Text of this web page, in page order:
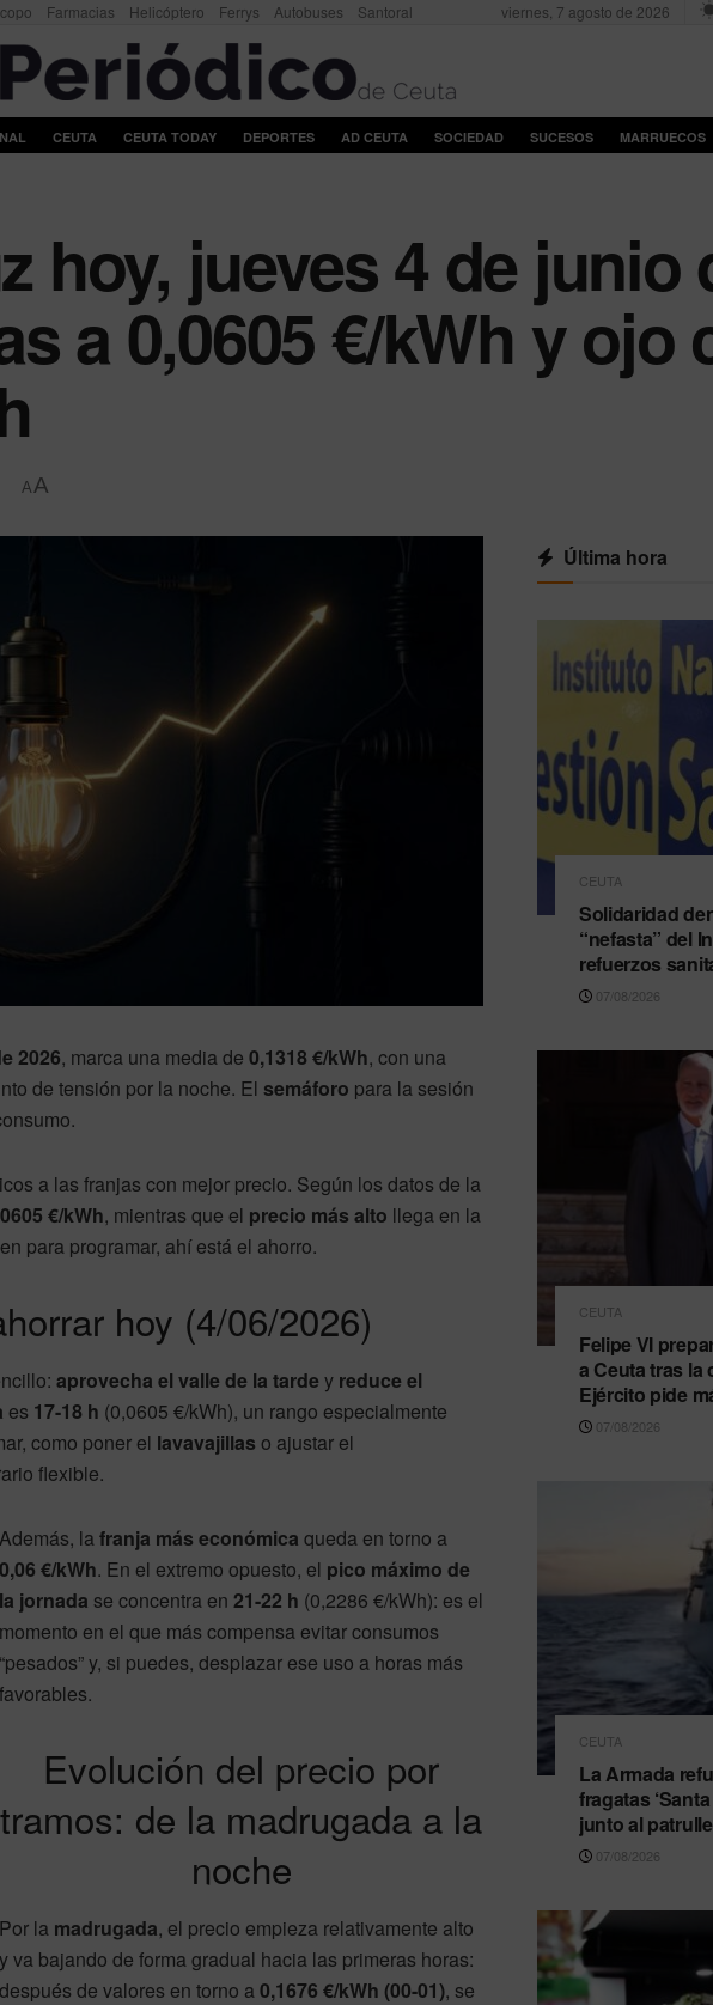
Farmacias Helicóptero Ferrys Autobuses Santoral viernes, 7 agosto de 2026
CEUTA CEUTA TODAY DEPORTES AD CEUTA SOCIEDAD SUCESOS MARRUECOS
hoy, jueves 4 de junio
a 0,0605 €/kWh y ojo
AA
2026, marca una media de 0,1318 €/kWh, con una
de tensión por la noche. El semáforo para la sesión
a las franjas con mejor precio. Según los datos de la
€/kWh, mientras que el precio más alto llega en la
para programar, ahí está el ahorro.
hoy (4/06/2026)
aprovecha el valle de la tarde y reduce el
es 17-18 h (0,0605 €/kWh), un rango especialmente
como poner el lavavajillas o ajustar el
flexible.
Además, lafranja más económica queda en torno a
0,06 €/kWh. En el extremo opuesto, el pico máximo de
la jornada se concentra en 21-22 h (0,2286 €/kWh): es el
momento en el que más compensa evitar consumos
“pesados” y, si puedes, desplazar ese uso a horas más
favorables.
Evolución del precio por
tramos: de la madrugada a la
noche
Por la madrugada, el precio empieza relativamente alto
y va bajando de forma gradual hacia las primeras horas:
después de valores en torno a0,1676 €/kWh (00-01), se
Última hora
CEUTA
Solidaridad
“nefasta” del
refuerzos
07/08/2026
CEUTA
Felipe VI
a Ceuta tras la
Ejército pide
07/08/2026
CEUTA
La Armada
fragatas ‘Santa
junto al
07/08/2026